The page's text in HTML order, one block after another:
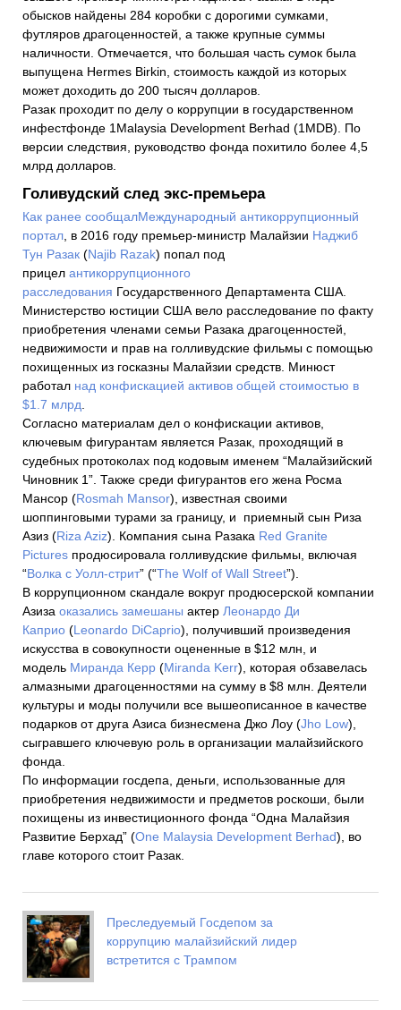
обысков найдены 284 коробки с дорогими сумками,
футляров драгоценностей, а также крупные суммы
наличности. Отмечается, что большая часть сумок была
выпущена Hermes Birkin, стоимость каждой из которых
может доходить до 200 тысяч долларов.
Разак проходит по делу о коррупции в государственном
инфестфонде 1Malaysia Development Berhad (1MDB). По
версии следствия, руководство фонда похитило более 4,5
млрд долларов.
Голивудский след экс-премьера
Как ранее сообщалМеждународный антикоррупционный
портал, в 2016 году премьер-министр Малайзии Наджиб
Тун Разак (Najib Razak) попал под
прицел антикоррупционного
расследования Государственного Департамента США.
Министерство юстиции США вело расследование по факту
приобретения членами семьи Разака драгоценностей,
недвижимости и прав на голливудские фильмы с помощью
похищенных из госказны Малайзии средств. Минюст
работал над конфискацией активов общей стоимостью в
$1.7 млрд.
Согласно материалам дел о конфискации активов,
ключевым фигурантам является Разак, проходящий в
судебных протоколах под кодовым именем “Малайзийский
Чиновник 1”. Также среди фигурантов его жена Росма
Мансор (Rosmah Mansor), известная своими
шоппинговыми турами за границу, и приемный сын Риза
Азиз (Riza Aziz). Компания сына Разака Red Granite
Pictures продюсировала голливудские фильмы, включая
“Волка с Уолл-стрит” (“The Wolf of Wall Street”).
В коррупционном скандале вокруг продюсерской компании
Азиза оказались замешаны актер Леонардо Ди
Каприо (Leonardo DiCaprio), получивший произведения
искусства в совокупности оцененные в $12 млн, и
модель Миранда Керр (Miranda Kerr), которая обзавелась
алмазными драгоценностями на сумму в $8 млн. Деятели
культуры и моды получили все вышеописанное в качестве
подарков от друга Азиса бизнесмена Джо Лоу (Jho Low),
сыгравшего ключевую роль в организации малайзийского
фонда.
По информации госдепа, деньги, использованные для
приобретения недвижимости и предметов роскоши, были
похищены из инвестиционного фонда “Одна Малайзия
Развитие Берхад” (One Malaysia Development Berhad), во
главе которого стоит Разак.
Преследуемый Госдепом за
коррупцию малайзийский лидер
встретится с Трампом